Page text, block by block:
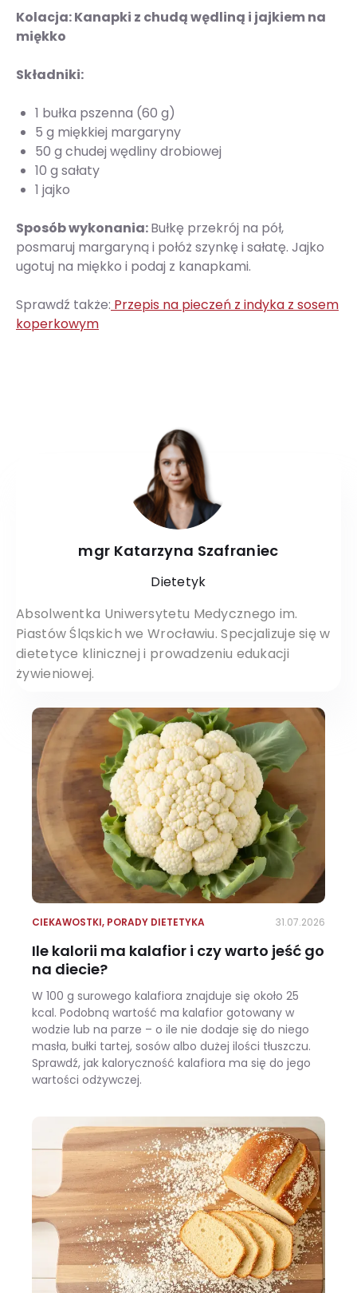
Kolacja: Kanapki z chudą wędliną i jajkiem na
miękko
Składniki:
1 bułka pszenna (60 g)
5 g miękkiej margaryny
50 g chudej wędliny drobiowej
10 g sałaty
1 jajko
Sposób wykonania:Bułkę przekrój na pół,
posmaruj margaryną i połóż szynkę i sałatę. Jajko
ugotuj na miękko i podaj z kanapkami.
Sprawdź także: Przepis na pieczeń z indyka z sosem
koperkowym
mgr Katarzyna Szafraniec
Dietetyk
Absolwentka Uniwersytetu Medycznego im.
Piastów Śląskich we Wrocławiu. Specjalizuje się w
dietetyce klinicznej i prowadzeniu edukacji
żywieniowej.
CIEKAWOSTKI, PORADY DIETETYKA 31.07.2026
Ile kalorii ma kalafior i czy warto jeść go
na diecie?
W 100 g surowego kalafiora znajduje się około 25
kcal. Podobną wartość ma kalafior gotowany w
wodzie lub na parze – o ile nie dodaje się do niego
masła, bułki tartej, sosów albo dużej ilości tłuszczu.
Sprawdź, jak kaloryczność kalafiora ma się do jego
wartości odżywczej.